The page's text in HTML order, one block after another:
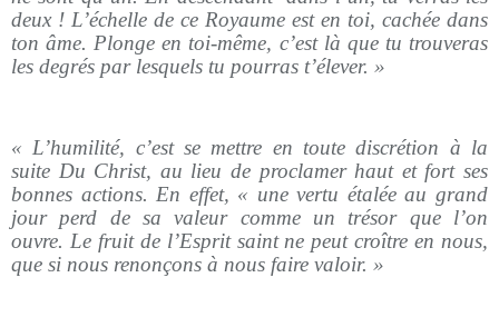
deux ! L’échelle de ce Royaume est en toi, cachée dans
ton âme. Plonge en toi-même, c’est là que tu trouveras
les degrés par lesquels tu pourras t’élever. »
« L’humilité, c’est se mettre en toute discrétion à la
suite Du Christ, au lieu de proclamer haut et fort ses
bonnes actions. En effet, « une vertu étalée au grand
jour perd de sa valeur comme un trésor que l’on
ouvre. Le fruit de l’Esprit saint ne peut croître en nous,
que si nous renonçons à nous faire valoir. »